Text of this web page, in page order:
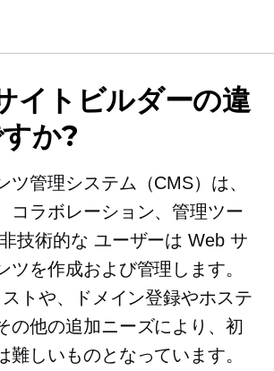
イトビルダーの違
か?
ツ管理システム（CMS）は、
コラボレーション、管理ツー
非技術的な ユーザーは Web サ
ツを作成および管理します。
トや、ドメイン登録やホステ
の他の追加ニーズにより、初
難しいものとなっています。